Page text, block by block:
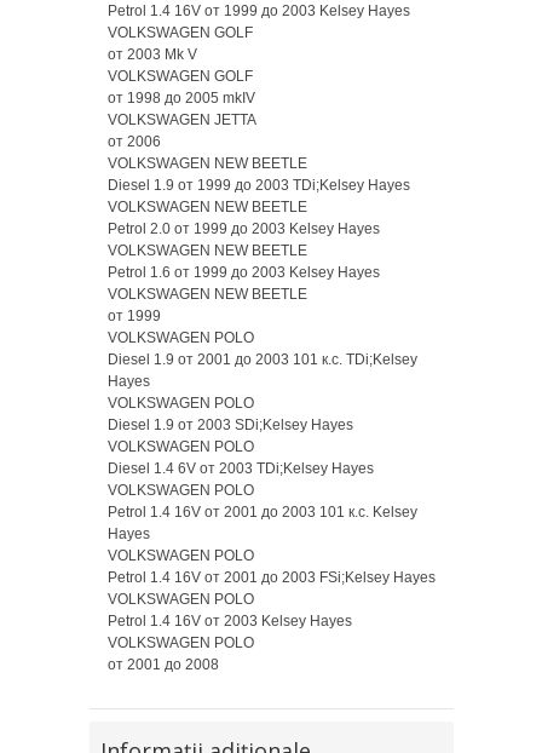
Petrol 1.4 16V от 1999 до 2003 Kelsey Hayes
VOLKSWAGEN GOLF
от 2003 Mk V
VOLKSWAGEN GOLF
от 1998 до 2005 mkIV
VOLKSWAGEN JETTA
от 2006
VOLKSWAGEN NEW BEETLE
Diesel 1.9 от 1999 до 2003 TDi;Kelsey Hayes
VOLKSWAGEN NEW BEETLE
Petrol 2.0 от 1999 до 2003 Kelsey Hayes
VOLKSWAGEN NEW BEETLE
Petrol 1.6 от 1999 до 2003 Kelsey Hayes
VOLKSWAGEN NEW BEETLE
от 1999
VOLKSWAGEN POLO
Diesel 1.9 от 2001 до 2003 101 к.с. TDi;Kelsey
Hayes
VOLKSWAGEN POLO
Diesel 1.9 от 2003 SDi;Kelsey Hayes
VOLKSWAGEN POLO
Diesel 1.4 6V от 2003 TDi;Kelsey Hayes
VOLKSWAGEN POLO
Petrol 1.4 16V от 2001 до 2003 101 к.с. Kelsey
Hayes
VOLKSWAGEN POLO
Petrol 1.4 16V от 2001 до 2003 FSi;Kelsey Hayes
VOLKSWAGEN POLO
Petrol 1.4 16V от 2003 Kelsey Hayes
VOLKSWAGEN POLO
от 2001 до 2008